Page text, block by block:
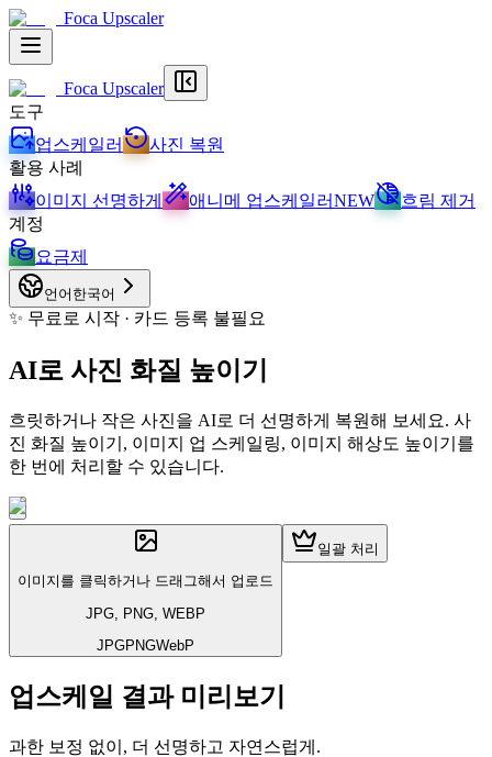
Foca Upscaler
Foca Upscaler
도구
업스케일러
사진 복원
활용 사례
이미지 선명하게
애니메 업스케일러NEW
흐림 제거
계정
요금제
언어 한국어
✨ 무료로 시작 · 카드 등록 불필요
AI로 사진 화질 높이기
흐릿하거나 작은 사진을 AI로 더 선명하게 복원해 보세요. 사
진 화질 높이기, 이미지 업 스케일링, 이미지 해상도 높이기를
한 번에 처리할 수 있습니다.
이미지를 클릭하거나 드래그해서 업로드
JPG, PNG, WEBP
JPGPNGWebP
일괄 처리
업스케일 결과 미리보기
과한 보정 없이, 더 선명하고 자연스럽게.